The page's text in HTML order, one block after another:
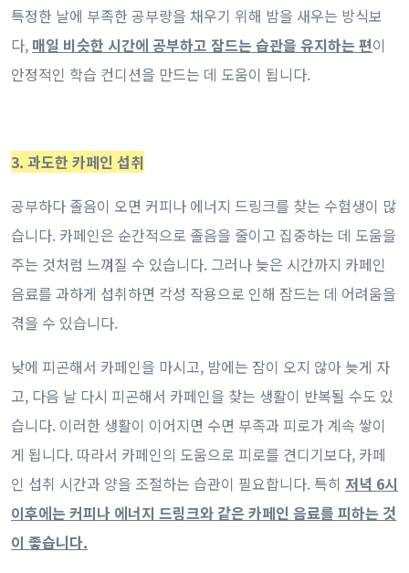
특정한 날에 부족한 공부량을 채우기 위해 밤을 새우는 방식보
다, 매일 비슷한 시간에 공부하고 잠드는 습관을 유지하는 편이
안정적인 학습 컨디션을 만드는 데 도움이 됩니다.
3. 과도한 카페인 섭취
공부하다 졸음이 오면 커피나 에너지 드링크를 찾는 수험생이 많
습니다. 카페인은 순간적으로 졸음을 줄이고 집중하는 데 도움을
주는 것처럼 느껴질 수 있습니다. 그러나 늦은 시간까지 카페인
음료를 과하게 섭취하면 각성 작용으로 인해 잠드는 데 어려움을
겪을 수 있습니다.
낮에 피곤해서 카페인을 마시고, 밤에는 잠이 오지 않아 늦게 자
고, 다음 날 다시 피곤해서 카페인을 찾는 생활이 반복될 수도 있
습니다. 이러한 생활이 이어지면 수면 부족과 피로가 계속 쌓이
게 됩니다. 따라서 카페인의 도움으로 피로를 견디기보다, 카페
인 섭취 시간과 양을 조절하는 습관이 필요합니다. 특히 저녁 6시
이후에는 커피나 에너지 드링크와 같은 카페인 음료를 피하는 것
이 좋습니다.